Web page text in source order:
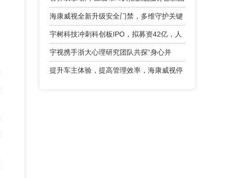
海康威视全新升级安全门禁，多维守护关键
出入口
宇树科技冲刺科创板IPO，拟募资42亿，人
形机器人成业绩增长引擎
宇视携手浙大心理研究团队共探“身心并
举”育人新路径
提升车主体验，提高管理效率，海康威视停